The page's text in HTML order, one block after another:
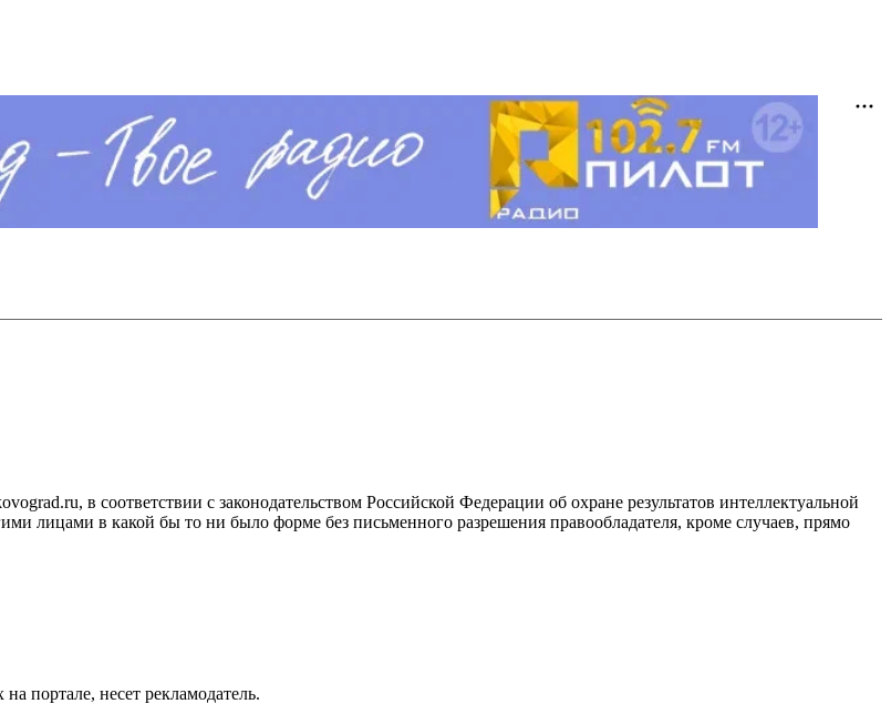
в соответствии с законодательством Российской Федерации об охране результатов интеллектуальной
лицами в какой бы то ни было форме без письменного разрешения правообладателя, кроме случаев, прямо
портале, несет рекламодатель.